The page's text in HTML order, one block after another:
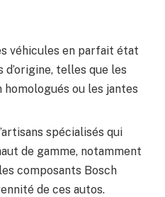
véhicules en parfait état
telles que les
ou les jantes
spécialisés qui
de gamme, notamment
composants Bosch
de ces autos.